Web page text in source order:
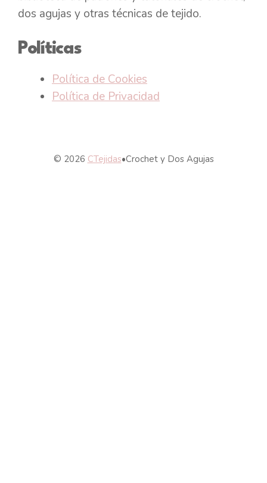
dos agujas y otras técnicas de tejido.
Políticas
Política de Cookies
Política de Privacidad
© 2026 CTejidas•Crochet y Dos Agujas